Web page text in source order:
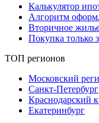
Калькулятор
Алгоритм
Вторичное
Покупка только
ТОП регионов
Московский
Санкт-Петербург
Краснодарский
Екатеринбург